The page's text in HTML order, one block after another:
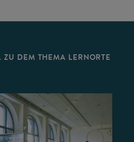
ZU DEM THEMA LERNORTE